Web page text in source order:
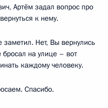
Артём задал вопрос про
к нему.
заметил. Нет, Вы вернулись
на улице – вот
каждому человеку.
Спасибо.